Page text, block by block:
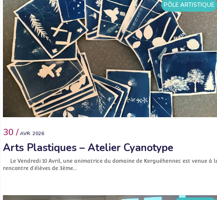
PÔLE ARTISTIQUE
30 / AVR. 2026
Arts Plastiques – Atelier Cyanotype
Le Vendredi 10 Avril, une animatrice du domaine de Kerguéhennec est venue à
rencontre d’élèves de 3ème…